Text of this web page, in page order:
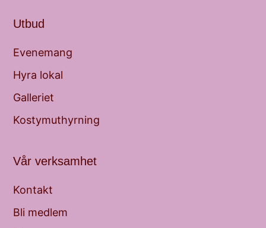
Utbud
Evenemang
Hyra lokal
Galleriet
Kostymuthyrning
Vår verksamhet
Kontakt
Bli medlem